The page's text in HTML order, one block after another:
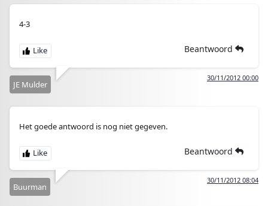
4-3
Beantwoord
30/11/2012 00:00
JE Mulder
Het goede antwoord is nog niet gegeven.
Beantwoord
30/11/2012 08:04
Buurman